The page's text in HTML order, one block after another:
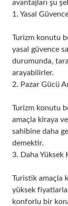
avantajları şu
1. Yasal
Turizm konutu
yasal güvence
durumunda,
arayabilirler.
2. Pazar Gücü
Turizm konutu
amaçla kiraya
sahibine daha
demektir.
3. Daha Yüksek
Turistik amaçla
yüksek
konforlu bir